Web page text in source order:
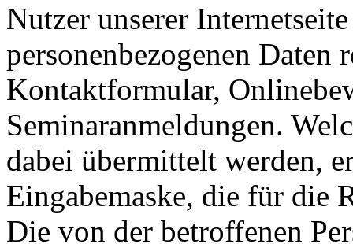
Nutzer unserer
personenbezogenen Daten
Kontaktformular,
Seminaranmeldungen.
dabei übermittelt werden,
Eingabemaske, die für die
Die von der betroffenen